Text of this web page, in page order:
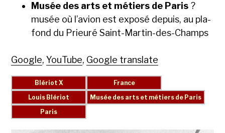
Musée des arts et métiers de Paris ?
musée où l’avion est exposé depuis, au pla­
fond du Prieuré Saint-Mar­tin-des-Champs
Google,YouTube, Google translate